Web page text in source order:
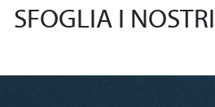
SFOGLIA I